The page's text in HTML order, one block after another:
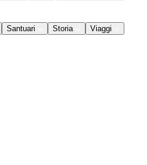
Santuari Storia Viaggi